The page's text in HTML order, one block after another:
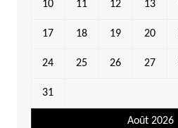
Août 2026
10 11 12 13
17 18 19 20
24 25 26 27
31